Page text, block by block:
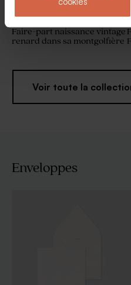
Faire-part naissance vintage
renard dans sa montgolfière
Voir toute la
Enveloppes